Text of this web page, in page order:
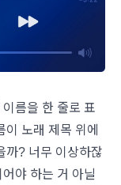
름을 한 줄로 표
노래 제목 위에
까? 너무 이상하잖
야 하는 거 아닐